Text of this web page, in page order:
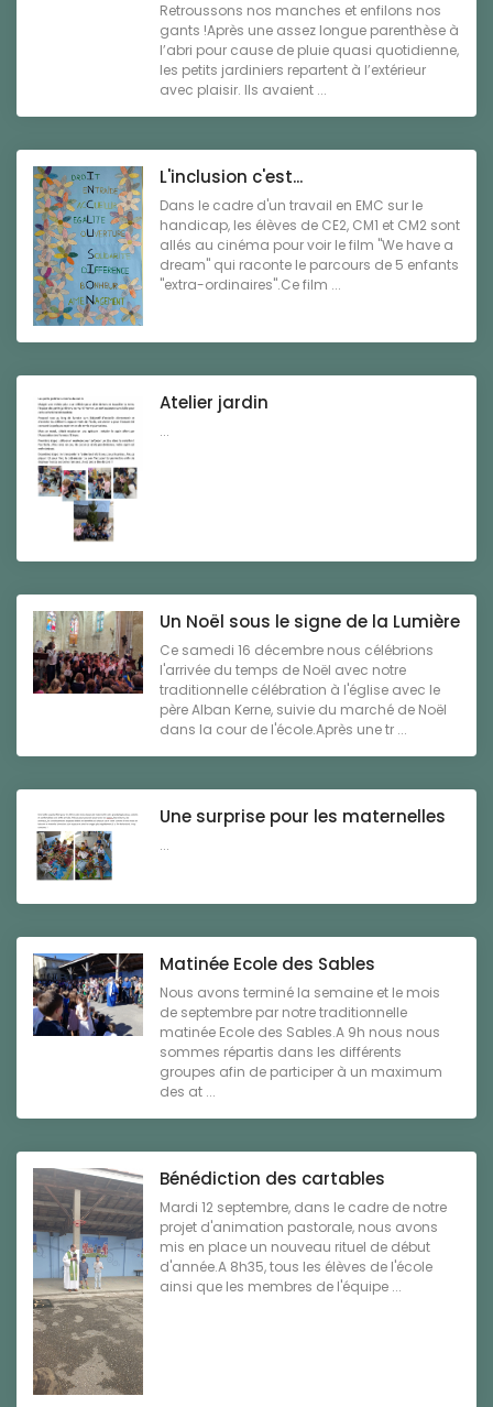
Retroussons nos manches et enfilons nos
gants !Après une assez longue parenthèse à
l’abri pour cause de pluie quasi quotidienne,
les petits jardiniers repartent à l’extérieur
avec plaisir. Ils avaient ...
L'inclusion c'est...
Dans le cadre d'un travail en EMC sur le
handicap, les élèves de CE2, CM1 et CM2 sont
allés au cinéma pour voir le film "We have a
dream" qui raconte le parcours de 5 enfants
"extra-ordinaires".Ce film ...
Atelier jardin
...
Un Noël sous le signe de la Lumière
Ce samedi 16 décembre nous célébrions
l'arrivée du temps de Noël avec notre
traditionnelle célébration à l'église avec le
père Alban Kerne, suivie du marché de Noël
dans la cour de l'école.Après une tr ...
Une surprise pour les maternelles
...
Matinée Ecole des Sables
Nous avons terminé la semaine et le mois
de septembre par notre traditionnelle
matinée Ecole des Sables.A 9h nous nous
sommes répartis dans les différents
groupes afin de participer à un maximum
des at ...
Bénédiction des cartables
Mardi 12 septembre, dans le cadre de notre
projet d'animation pastorale, nous avons
mis en place un nouveau rituel de début
d'année.A 8h35, tous les élèves de l'école
ainsi que les membres de l'équipe ...